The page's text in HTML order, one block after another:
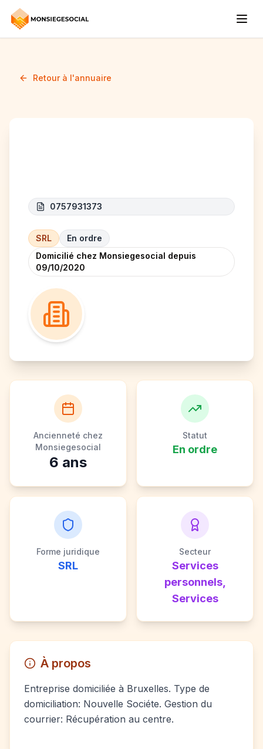
Retour à l'annuaire
0757931373
SRL
En ordre
Domicilié chez Monsiegesocial depuis
09/10/2020
Ancienneté chez
Monsiegesocial
6 ans
Statut
En ordre
Forme juridique
SRL
Secteur
Services
personnels,
Services
À propos
Entreprise domiciliée à Bruxelles. Type de
domiciliation: Nouvelle Sociéte. Gestion du
courrier: Récupération au centre.